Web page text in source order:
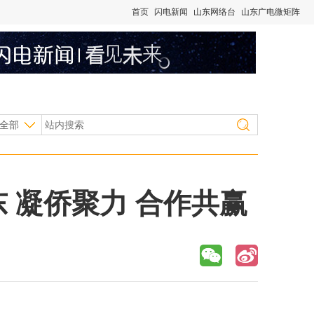
首页 闪电新闻 山东网络台 山东广电微矩阵
部
凝侨聚力 合作共赢